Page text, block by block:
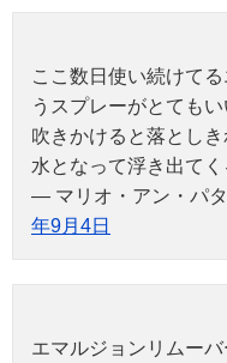
ここ数日使い続けて
うスプレーがとても
吹きかけると落とし
水となって浮き出て
— マリオ・アン・パ
年9月4日
エマルジョンリムー